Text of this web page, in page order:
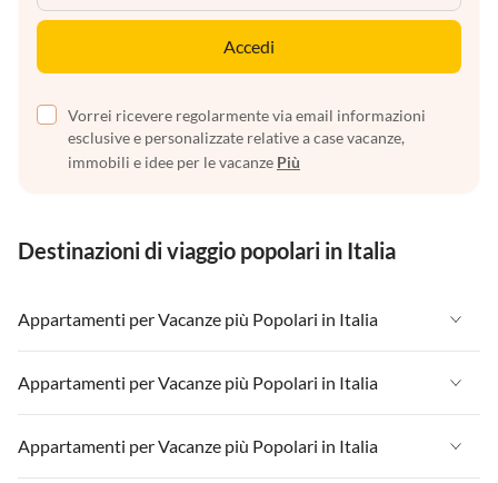
Accedi
Vorrei ricevere regolarmente via email informazioni
esclusive e personalizzate relative a case vacanze,
immobili e idee per le vacanze Più
Destinazioni di viaggio popolari in Italia
Appartamenti per Vacanze più Popolari in Italia
Appartamenti per Vacanze in Italia
Appartamenti per Vacanze in Liguria
Appartamenti per Vacanze in Lombardia
Appartamenti per Vacanze più Popolari in Italia
Appartamenti per Vacanze in Italia
Appartamenti per Vacanze più Popolari in Italia